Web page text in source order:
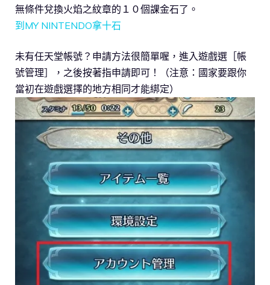
無條件兌換火焰之紋章的１０個課金石了。
到MY NINTENDO拿十石
未有任天堂帳號？申請方法很簡單喔，進入遊戲選［帳
號管理］，之後按著指申請即可！（注意：國家要跟你
當初在遊戲選擇的地方相同才能綁定）